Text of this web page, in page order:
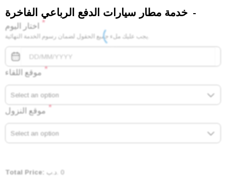
خدمة مطار سيارات الدفع الرباعي الفاخرة
اختار اليوم *
موقع اللقاء *
Select an option
موقع النزول *
Select an option
Total Price: 0 .د.ب